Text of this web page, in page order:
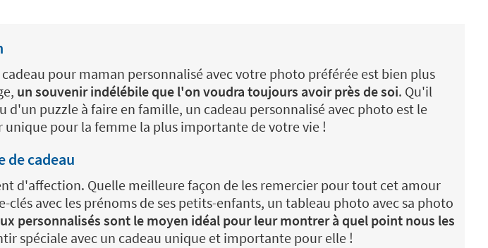
cadeau pour maman personnalisé avec votre photo préférée est bien plus
un souvenir indélébile que l'on voudra toujours avoir près de soi. Qu'il
puzzle à faire en famille, un cadeau personnalisé avec photo est le
pour la femme la plus importante de votre vie !
de cadeau
d'affection. Quelle meilleure façon de les remercier pour tout cet amour
clés avec les prénoms de ses petits-enfants, un tableau photo avec sa photo
personnalisés sont le moyen idéal pour leur montrer à quel point nous les
spéciale avec un cadeau unique et importante pour elle !